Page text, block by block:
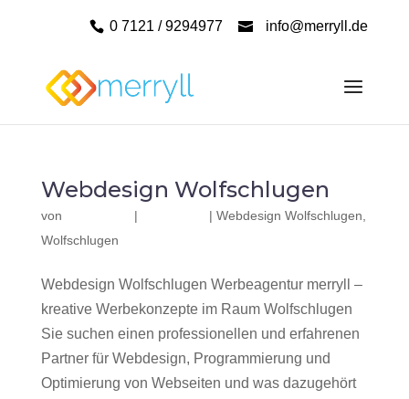
0 7121 / 9294977 info@merryll.de
Webdesign Wolfschlugen
von | | Webdesign Wolfschlugen
Wolfschlugen
Webdesign Wolfschlugen Werbeagentur merryll –
kreative Werbekonzepte im Raum Wolfschlugen
Sie suchen einen professionellen und erfahrenen
Partner für Webdesign, Programmierung und
Optimierung von Webseiten und was dazugehört